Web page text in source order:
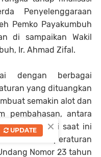
Penyelenggaraan
Pemko Payakumbuh
di sampaikan Wakil
Ir. Ahmad Zifal.
dengan berbagai
yang dituangkan
semakin alot dan
pembahasan, antara
yg kita pakai saat ini
sesuai peraturan
Nomor 23 tahun
×
UPDATE